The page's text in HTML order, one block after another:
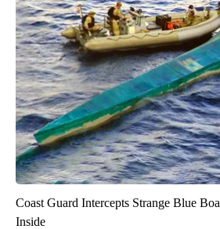
Coast Guard Intercepts Strange Blue
Inside